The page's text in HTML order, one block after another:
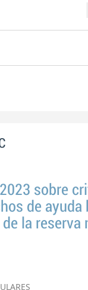
sobre
de ayuda
la reserva